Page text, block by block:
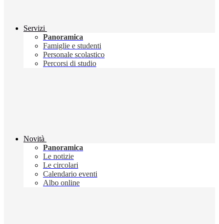
Servizi
Panoramica
Famiglie e studenti
Personale scolastico
Percorsi di studio
Novità
Panoramica
Le notizie
Le circolari
Calendario eventi
Albo online